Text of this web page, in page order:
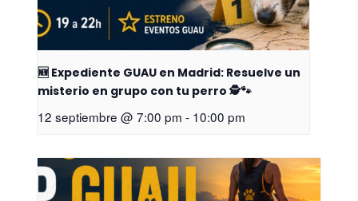
🆕 Expediente GUAU en Madrid: Resuelve un
misterio en grupo con tu perro 🕵️🐾
12 septiembre @ 7:00 pm - 10:00 pm